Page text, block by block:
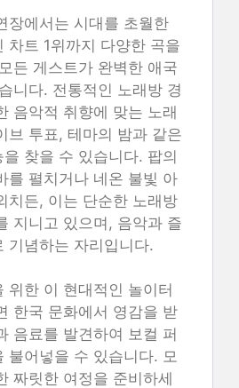
장에서는 시대를 초월한
차트 1위까지 다양한 곡을
든 게스트가 완벽한 애국
니다. 전통적인 노래방 경
음악적 취향에 맞는 노래
브 투표, 테마의 밤과 같은
찾을 수 있습니다. 팝의
를 펼치거나 네온 불빛 아
치든, 이는 단순한 노래방
지니고 있으며, 음악과 즐
기념하는 자리입니다.
위한 이 현대적인 놀이터
한국 문화에서 영감을 받
음료를 발견하여 보컬 퍼
불어넣을 수 있습니다. 모
짜릿한 여정을 준비하세